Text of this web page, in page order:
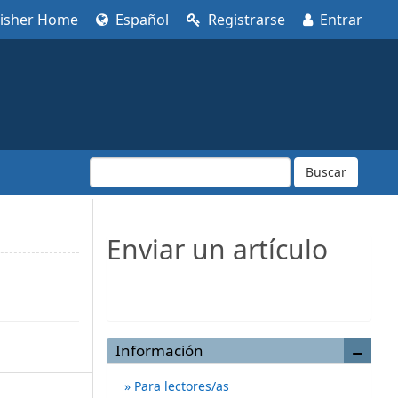
Home Español Registrarse Entrar
Buscar
Enviar un artículo
Información
Para lectores/as